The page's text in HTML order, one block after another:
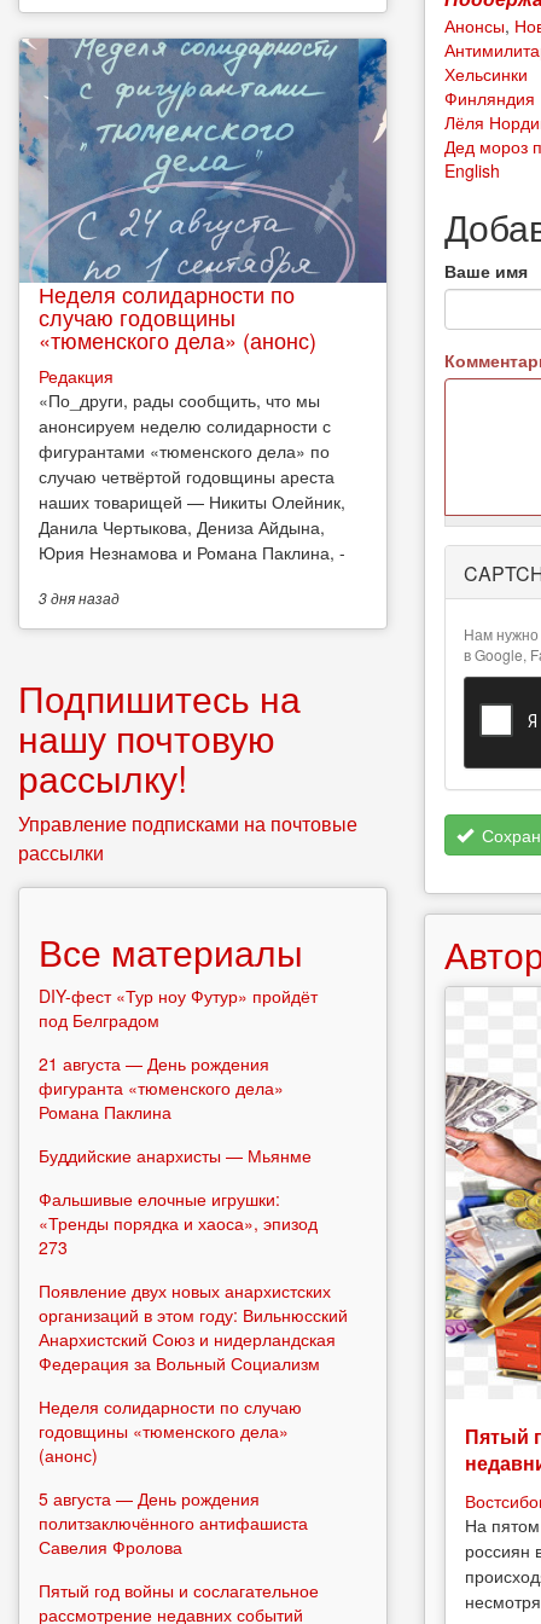
Анонсы,
Хельсинки
Финляндия
Лёля
Дед мороз
English
Ваше имя
информация
о текстовых
Нам нужно
в Google,
Пятый
На
россиян
Неделя солидарности по
случаю годовщины
«тюменского дела» (анонс)
Редакция
​«По_други, рады сообщить, что мы
анонсируем неделю солидарности с
фигурантами «тюменского дела» по
случаю четвёртой годовщины ареста
наших товарищей — Никиты Олейник,
Данила Чертыкова, Дениза Айдына,
Юрия Незнамова и Романа Паклина, -
3 дняназад
Подпишитесь на
нашу почтовую
рассылку!
Управление подписками на почтовые
рассылки
Все материалы
DIY-фест «Тур ноу Футур» пройдёт
под Белградом
21 августа — День рождения
фигуранта «тюменского дела»
Романа Паклина
Буддийские анархисты — Мьянме
Фальшивые елочные игрушки:
«Тренды порядка и хаоса», эпизод
273
Появление двух новых анархистских
организаций в этом году: Вильнюсский
Анархистский Союз и нидерландская
Федерация за Вольный Социализм
Неделя солидарности по случаю
годовщины «тюменского дела»
(анонс)
5 августа — День рождения
политзаключённого антифашиста
Савелия Фролова
Пятый год войны и сослагательное
рассмотрение недавних событий